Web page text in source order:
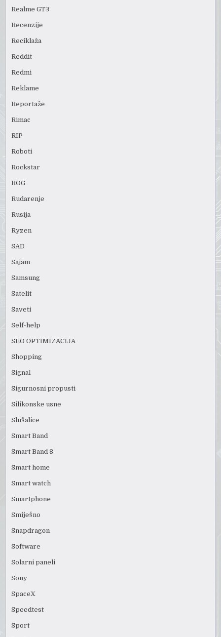
Realme GT3
Recenzije
Reciklaža
Reddit
Redmi
Reklame
Reportaže
Rimac
RIP
Roboti
Rockstar
ROG
Rudarenje
Rusija
Ryzen
SAD
Sajam
Samsung
Satelit
Saveti
Self-help
SEO OPTIMIZACIJA
Shopping
Signal
Sigurnosni propusti
Silikonske usne
Slušalice
Smart Band
Smart Band 8
Smart home
Smart watch
Smartphone
Smiješno
Snapdragon
Software
Solarni paneli
Sony
SpaceX
Speedtest
Sport